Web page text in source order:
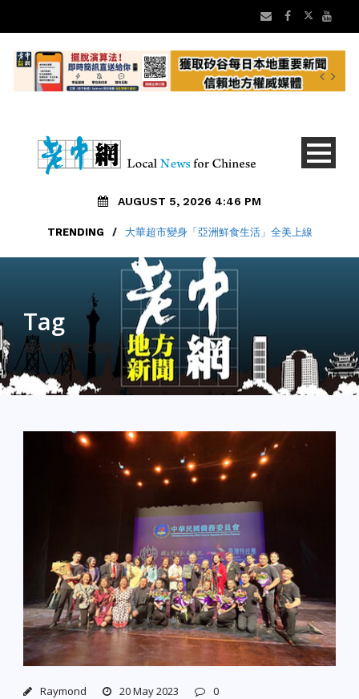
AUGUST 5, 2026 4:46 PM
TRENDING / 大華超市變身「亞洲鮮食生活」全美上線
TRENDING 老中地方新聞8/5 矽谷早安 新聞摘要
Tag
矽谷免費中文報紙
Raymond 20 May 2023 0